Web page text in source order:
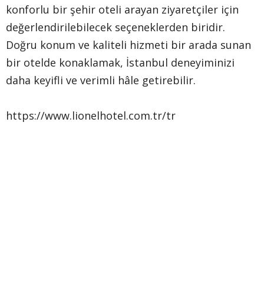
konforlu bir şehir oteli arayan ziyaretçiler için
değerlendirilebilecek seçeneklerden biridir.
Doğru konum ve kaliteli hizmeti bir arada sunan
bir otelde konaklamak, İstanbul deneyiminizi
daha keyifli ve verimli hâle getirebilir.
https://www.lionelhotel.com.tr/tr